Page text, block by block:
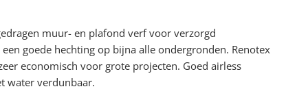
muur- en plafond verf voor verzorgd
goede hechting op bijna alle ondergronden. Renotex
economisch voor grote projecten. Goed airless
water verdunbaar.